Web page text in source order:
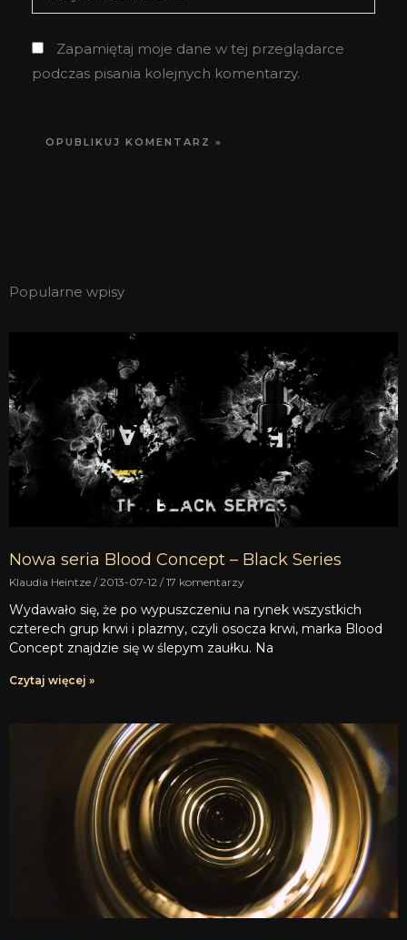
internetowa
Zapamiętaj moje dane w tej przeglądarce
podczas pisania kolejnych komentarzy.
Popularne wpisy
Nowa seria Blood Concept – Black Series
Klaudia Heintze 2013-07-12 17 komentarzy
Wydawało się, że po wypuszczeniu na rynek wszystkich
czterech grup krwi i plazmy, czyli osocza krwi, marka Blood
Concept znajdzie się w ślepym zaułku. Na
Czytaj więcej »